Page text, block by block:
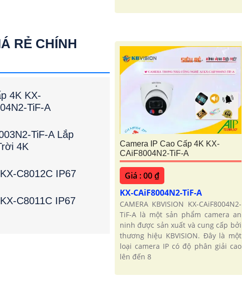
RẺ CHÍNH
4K KX-
TiF-A
TiF-A Lắp
4K
C8012C IP67
C8011C IP67
Camera IP Cao Cấp 4K KX-
CAiF8004N2-TiF-A
Giá : 00 ₫
KX-CAiF8004N2-TiF-A
CAMERA KBVISION KX-CAiF8004N2-
TiF-A là một sản phẩm camera an
ninh được sản xuất và cung cấp bởi
thương hiệu KBVISION. Đây là một
loại camera IP có độ phân giải cao
lên đến 8